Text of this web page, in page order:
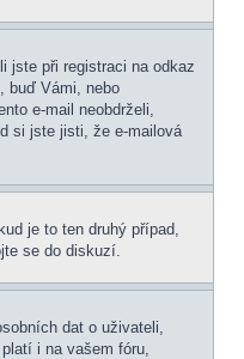
jste při registraci na odkaz
buď Vámi, nebo
e-mail neobdrželi,
si jste jisti, že e-mailová
je to ten druhý případ,
se do diskuzí.
dat o uživateli,
i na vašem fóru,